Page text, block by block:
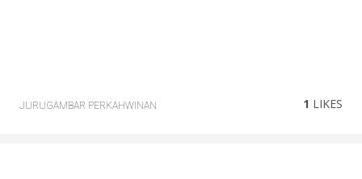
JURUGAMBAR PERKAHWINAN 1 LIKES